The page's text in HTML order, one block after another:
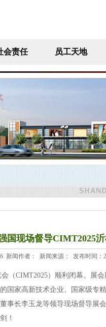
会责任 员工天地
国现场督导CIMT2025
新闻作者： 新闻来源： 发布时间：
（CIMT2025）顺利闭幕。展
国家高新技术企业、国家级专
事长李玉龙等领导现场督导展
！